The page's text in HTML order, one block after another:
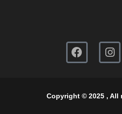
Copyright © 2025 , All